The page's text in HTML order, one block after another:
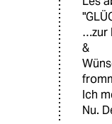
…zur
&
Ich
Nu.